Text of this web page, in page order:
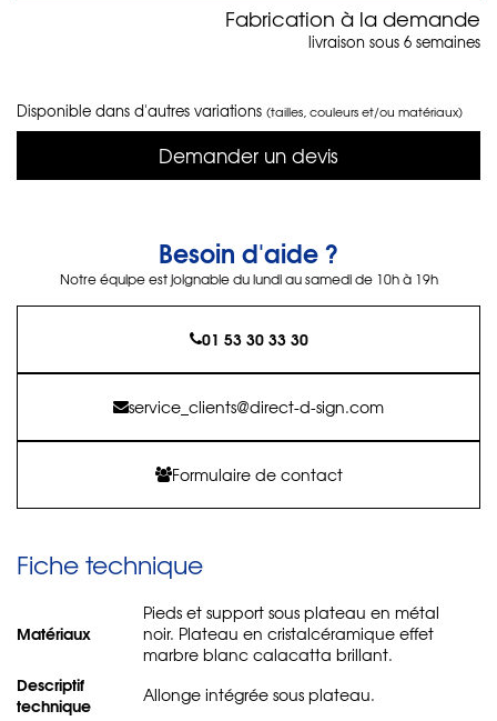
Fabrication à la demande
livraison sous 6 semaines
Disponible dans d'autres variations (tailles, couleurs et/ou matériaux)
Demander un devis
Besoin d'aide ?
Notre équipe est joignable du lundi au samedi de 10h à 19h
01 53 30 33 30
service_clients@direct-d-sign.com
Formulaire de contact
Fiche technique
Matériaux
Pieds et support sous plateau en métal
noir. Plateau en cristalcéramique effet
marbre blanc calacatta brillant.
Descriptif
technique
Allonge intégrée sous plateau.